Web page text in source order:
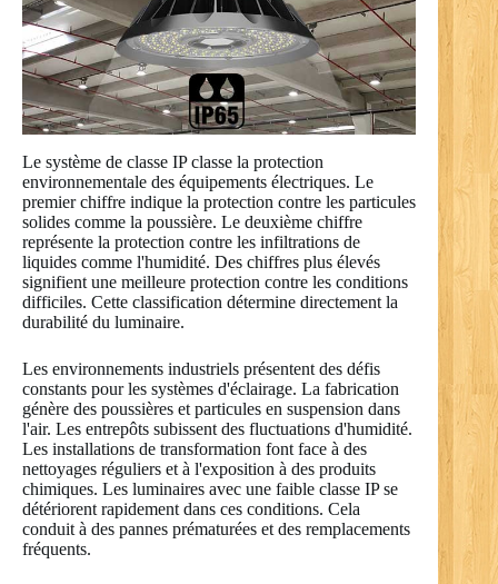
Le système de classe IP classe la protection
environnementale des équipements électriques. Le
premier chiffre indique la protection contre les particules
solides comme la poussière. Le deuxième chiffre
représente la protection contre les infiltrations de
liquides comme l'humidité. Des chiffres plus élevés
signifient une meilleure protection contre les conditions
difficiles. Cette classification détermine directement la
durabilité du luminaire.
Les environnements industriels présentent des défis
constants pour les systèmes d'éclairage. La fabrication
génère des poussières et particules en suspension dans
l'air. Les entrepôts subissent des fluctuations d'humidité.
Les installations de transformation font face à des
nettoyages réguliers et à l'exposition à des produits
chimiques. Les luminaires avec une faible classe IP se
détériorent rapidement dans ces conditions. Cela
conduit à des pannes prématurées et des remplacements
fréquents.